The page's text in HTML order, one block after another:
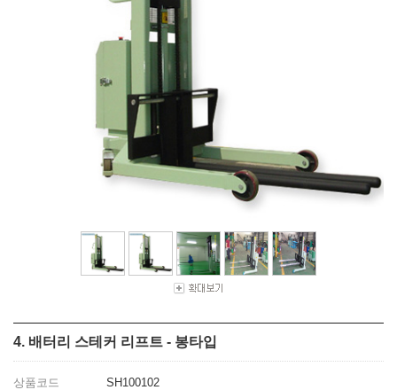
4. 배터리 스테커 리프트 - 봉타입
상품코드
SH100102